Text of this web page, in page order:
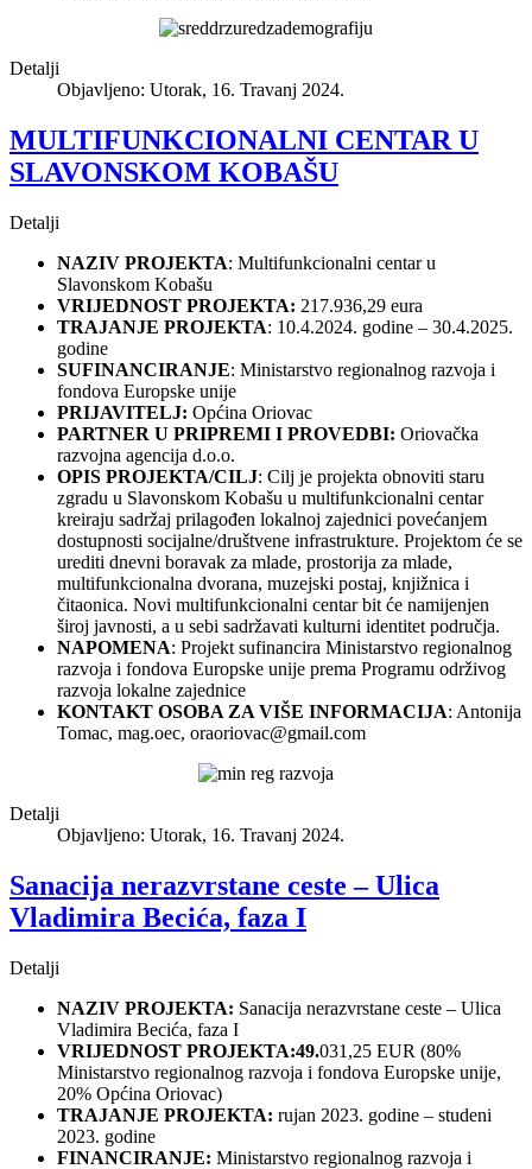
Detalji
Objavljeno: Utorak, 16. Travanj 2024.
MULTIFUNKCIONALNI CENTAR U
SLAVONSKOM KOBAŠU
Detalji
NAZIV PROJEKTA: Multifunkcionalni centar u
Slavonskom Kobašu
VRIJEDNOST PROJEKTA: 217.936,29 eura
TRAJANJE PROJEKTA: 10.4.2024. godine – 30.4.2025.
godine
SUFINANCIRANJE: Ministarstvo regionalnog razvoja i
fondova Europske unije
PRIJAVITELJ: Općina Oriovac
PARTNER U PRIPREMI I PROVEDBI: Oriovačka
razvojna agencija d.o.o.
OPIS PROJEKTA/CILJ: Cilj je projekta obnoviti staru
zgradu u Slavonskom Kobašu u multifunkcionalni centar
kreiraju sadržaj prilagođen lokalnoj zajednici povećanjem
dostupnosti socijalne/društvene infrastrukture. Projektom će se
urediti dnevni boravak za mlade, prostorija za mlade,
multifunkcionalna dvorana, muzejski postaj, knjižnica i
čitaonica. Novi multifunkcionalni centar bit će namijenjen
široj javnosti, a u sebi sadržavati kulturni identitet područja.
NAPOMENA: Projekt sufinancira Ministarstvo regionalnog
razvoja i fondova Europske unije prema Programu održivog
razvoja lokalne zajednice
KONTAKT OSOBA ZA VIŠE INFORMACIJA: Antonija
Tomac, mag.oec, oraoriovac@gmail.com
Detalji
Objavljeno: Utorak, 16. Travanj 2024.
Sanacija nerazvrstane ceste – Ulica
Vladimira Becića, faza I
Detalji
NAZIV PROJEKTA: Sanacija nerazvrstane ceste – Ulica
Vladimira Becića, faza I
VRIJEDNOST PROJEKTA:49.031,25 EUR (80%
Ministarstvo regionalnog razvoja i fondova Europske unije,
20% Općina Oriovac)
TRAJANJE PROJEKTA: rujan 2023. godine – studeni
2023. godine
FINANCIRANJE: Ministarstvo regionalnog razvoja i